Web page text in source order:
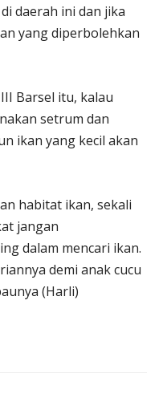
daerah ini dan jika
yang diperbolehkan
Barsel itu, kalau
setrum dan
ikan yang kecil akan
habitat ikan, sekali
jangan
dalam mencari ikan.
demi anak cucu
(Harli)